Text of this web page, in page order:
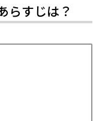
らすじは？